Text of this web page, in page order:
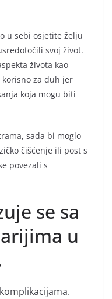
u sebi osjetite želju
svoj život.
života kao
za duh jer
koja mogu biti
sada bi moglo
čišćenje ili post s
povezali s
se sa
u